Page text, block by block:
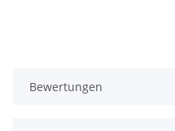
Bewertungen